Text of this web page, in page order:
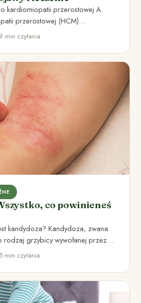
kardiomiopatii przerostowej A.
przerostowej (HCM)
(HCM) jest schorzeniem
min czytania
co powinieneś
kandydoza? Kandydoza, zwana
grzybicy wywołanej przez
min czytania